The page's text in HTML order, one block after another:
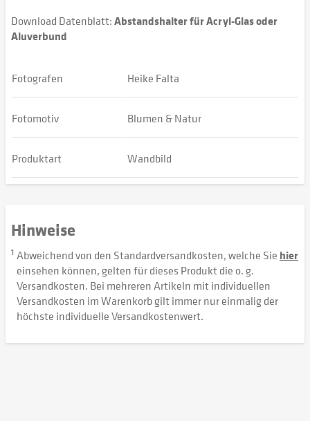
Download Datenblatt:Abstandshalter für Acryl-Glas oder
Aluverbund
Fotografen Heike Falta
Fotomotiv Blumen & Natur
Produktart Wandbild
Hinweise
1 Abweichend von den Standardversandkosten, welche Sie hier
einsehen können, gelten für dieses Produkt die o. g.
Versandkosten. Bei mehreren Artikeln mit individuellen
Versandkosten im Warenkorb gilt immer nur einmalig der
höchste individuelle Versandkostenwert.